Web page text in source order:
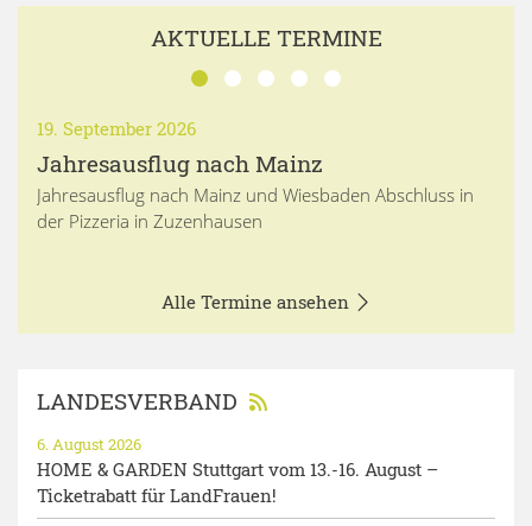
AKTUELLE TERMINE
19. September 2026
Jahresausflug nach Mainz
Jahresausflug nach Mainz und Wiesbaden Abschluss in
der Pizzeria in Zuzenhausen
Alle Termine ansehen
LANDESVERBAND
HOME & GARDEN Stuttgart vom 13.-16. August –
Ticketrabatt für LandFrauen!
6. August 2026